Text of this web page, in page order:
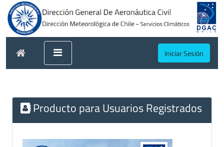
Iniciar Sesión
Producto para Usuarios Registrados